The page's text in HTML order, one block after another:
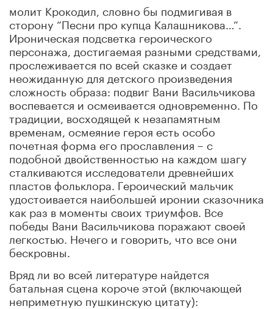
молит Крокодил, словно бы подмигивая в
сторону “Песни про купца Калашникова…”.
Ироническая подсветка героического
персонажа, достигаемая разными средствами,
прослеживается по всей сказке и создает
неожиданную для детского произведения
сложность образа: подвиг Вани Васильчикова
воспевается и осмеивается одновременно. По
традиции, восходящей к незапамятным
временам, осмеяние героя есть особо
почетная форма его прославления – с
подобной двойственностью на каждом шагу
сталкиваются исследователи древнейших
пластов фольклора. Героический мальчик
удостоивается наибольшей иронии сказочника
как раз в моменты своих триумфов. Все
победы Вани Васильчикова поражают своей
легкостью. Нечего и говорить, что все они
бескровны.
Вряд ли во всей литературе найдется
батальная сцена короче этой (включающей
неприметную пушкинскую цитату):